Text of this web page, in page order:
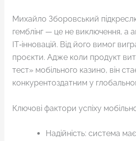
Михайло Зборовський
гемблінг — це не виключення, а
ІТ‑інновацій. Від його вимог
проєкти. Адже коли продукт
тест» мобільного казино, він
конкурентоздатним у
Ключові фактори успіху
Надійність: система